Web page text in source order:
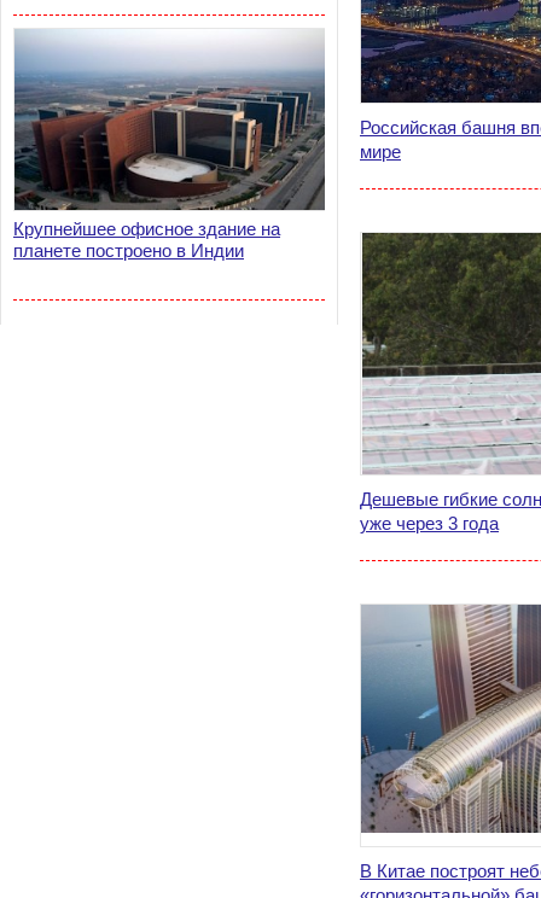
Крупнейшее офисное здание на
планете построено в Индии
Российская башня
мире
Дешевые гибкие
уже через 3 года
В Китае построят